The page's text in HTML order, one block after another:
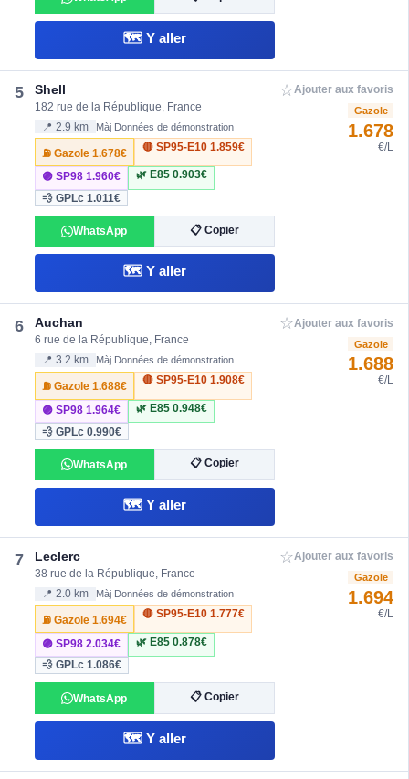
🗺️ Y aller
5 Shell
182 rue de la République, France
📍 2.9 km Màj Données de démonstration
⛽ Gazole1.678€
🔴 SP95-E10 1.859€
🟣 SP981.960€ 🌿 E85 0.903€
💨 GPLc1.011€
WhatsApp 📋 Copier
🗺️ Y aller
☆Ajouter aux favoris
Gazole
1.678
€/L
6 Auchan
6 rue de la République, France
📍 3.2 km Màj Données de démonstration
⛽ Gazole1.688€
🔴 SP95-E10 1.908€
🟣 SP981.964€ 🌿 E85 0.948€
💨 GPLc0.990€
WhatsApp 📋 Copier
🗺️ Y aller
☆Ajouter aux favoris
Gazole
1.688
€/L
7 Leclerc
38 rue de la République, France
📍 2.0 km Màj Données de démonstration
⛽ Gazole1.694€
🔴 SP95-E10 1.777€
🟣 SP982.034€ 🌿 E85 0.878€
💨 GPLc1.086€
WhatsApp 📋 Copier
🗺️ Y aller
☆Ajouter aux favoris
Gazole
1.694
€/L